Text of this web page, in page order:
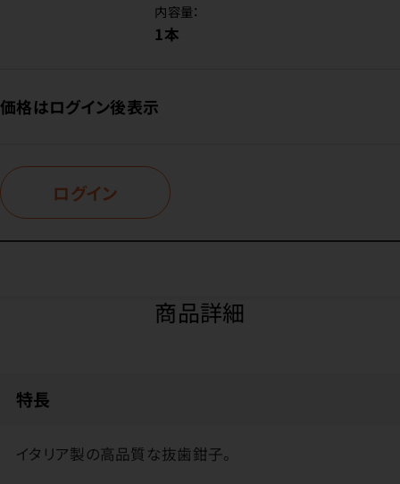
内容量：
1本
価格はログイン後表示
ログイン
商品詳細
特長
イタリア製の高品質な抜歯鉗子。